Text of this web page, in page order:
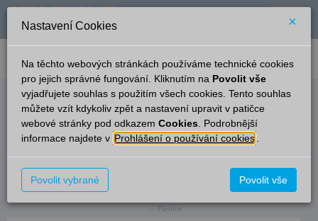
verze: 2.0.6 podpora: help-tabule@oltis.cz
English
Odjezdy
Vyšší Brod klášter
Čas/Aktuální Vlak/Linka Cíl/Přes Kolej
05:59
Os 18801
— Pšenice
–
Nastavení Cookies ×
Na těchto webových stránkách používáme technické cookies
pro jejich správné fungování. Kliknutím na Povolit vše
vyjadřujete souhlas s použitím všech cookies. Tento souhlas
můžete vzít kdykoliv zpět a nastavení upravit v patičce
webové stránky pod odkazem Cookies . Podrobnější
informace najdete v Prohlášení o používání cookies
Povolit vybrané Povolit vše